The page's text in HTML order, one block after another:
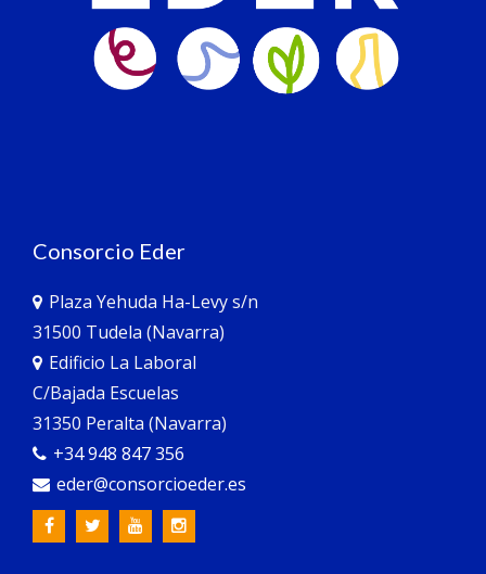
Consorcio Eder
Plaza Yehuda Ha-Levy s/n
31500 Tudela (Navarra)
Edificio La Laboral
C/Bajada Escuelas
31350 Peralta (Navarra)
+34 948 847 356
eder@consorcioeder.es